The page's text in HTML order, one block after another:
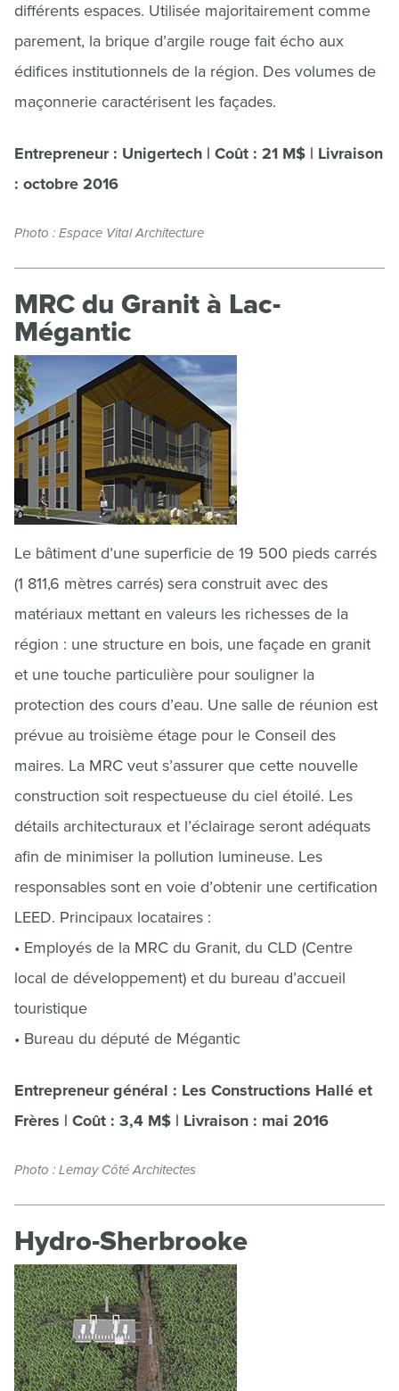
différents espaces. Utilisée majoritairement comme
parement, la brique d’argile rouge fait écho aux
édifices institutionnels de la région. Des volumes de
maçonnerie caractérisent les façades.
Entrepreneur : Unigertech | Coût : 21 M$ | Livraison
: octobre 2016
Photo : Espace Vital Architecture
MRC du Granit à Lac-
Mégantic
Le bâtiment d’une superficie de 19 500 pieds carrés
(1 811,6 mètres carrés) sera construit avec des
matériaux mettant en valeurs les richesses de la
région : une structure en bois, une façade en granit
et une touche particulière pour souligner la
protection des cours d’eau. Une salle de réunion est
prévue au troisième étage pour le Conseil des
maires. La MRC veut s’assurer que cette nouvelle
construction soit respectueuse du ciel étoilé. Les
détails architecturaux et l’éclairage seront adéquats
afin de minimiser la pollution lumineuse. Les
responsables sont en voie d’obtenir une certification
LEED. Principaux locataires :
• Employés de la MRC du Granit, du CLD (Centre
local de développement) et du bureau d’accueil
touristique
• Bureau du député de Mégantic
Entrepreneur général : Les Constructions Hallé et
Frères | Coût : 3,4 M$ | Livraison : mai 2016
Photo : Lemay Côté Architectes
Hydro-Sherbrooke